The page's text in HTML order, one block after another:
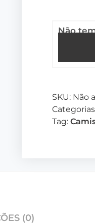
Não
SKU: Não
Tag:
(0)